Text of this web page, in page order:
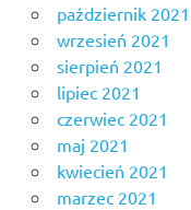
październik 2021
wrzesień 2021
sierpień 2021
lipiec 2021
czerwiec 2021
maj 2021
kwiecień 2021
marzec 2021